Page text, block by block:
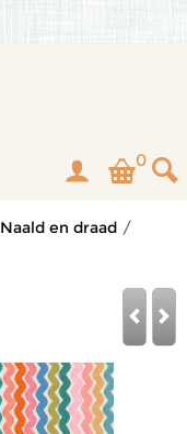
0
Naald en draad /